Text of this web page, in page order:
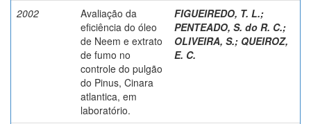
2002
Avaliação da
eficiência do óleo
de Neem e extrato
de fumo no
controle do pulgão
do Pinus, Cinara
atlantica, em
laboratório.
FIGUEIREDO, T. L.;
PENTEADO, S. do R. C.;
OLIVEIRA, S.; QUEIROZ,
E. C.